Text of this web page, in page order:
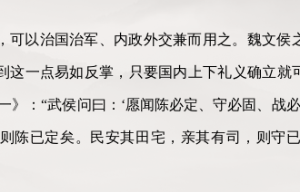
可以治国治军、内政外交兼而用之。魏文
这一点易如反掌，只要国内上下礼义确立
》：“武侯问曰：‘愿闻陈必定、守必固、战
陈已定矣。民安其田宅，亲其有司，则守